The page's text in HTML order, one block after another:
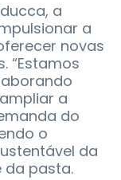
a
a
novas
“Estamos
a
do
o
da
da pasta.